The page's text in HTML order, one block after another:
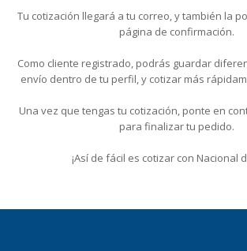
Tu cotización llegará a tu correo, y también la
página de confirmación.
Como cliente registrado, podrás guardar
envío dentro de tu perfil, y cotizar más
Una vez que tengas tu cotización, ponte en
para finalizar tu pedido.
¡Así de fácil es cotizar con Nacional